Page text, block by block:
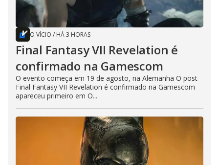
O VÍCIO / HÁ 3 HORAS
Final Fantasy VII Revelation é
confirmado na Gamescom
O evento começa em 19 de agosto, na Alemanha O post
Final Fantasy VII Revelation é confirmado na Gamescom
apareceu primeiro em O...